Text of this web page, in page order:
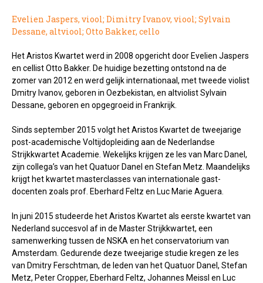
Evelien Jaspers, viool; Dimitry Ivanov, viool; Sylvain
Dessane, altviool; Otto Bakker, cello
Het Aristos Kwartet werd in 2008 opgericht door Evelien Jaspers
en cellist Otto Bakker. De huidige bezetting ontstond na de
zomer van 2012 en werd gelijk internationaal, met tweede violist
Dmitry Ivanov, geboren in Oezbekistan, en altviolist Sylvain
Dessane, geboren en opgegroeid in Frankrijk.
Sinds september 2015 volgt het Aristos Kwartet de tweejarige
post-academische Voltijdopleiding aan de Nederlandse
Strijkkwartet Academie. Wekelijks krijgen ze les van Marc Danel,
zijn collega’s van het Quatuor Danel en Stefan Metz. Maandelijks
krijgt het kwartet masterclasses van internationale gast-
docenten zoals prof. Eberhard Feltz en Luc Marie Aguera.
In juni 2015 studeerde het Aristos Kwartet als eerste kwartet van
Nederland succesvol af in de Master Strijkkwartet, een
samenwerking tussen de NSKA en het conservatorium van
Amsterdam. Gedurende deze tweejarige studie kregen ze les
van Dmitry Ferschtman, de leden van het Quatuor Danel, Stefan
Metz, Peter Cropper, Eberhard Feltz, Johannes Meissl en Luc